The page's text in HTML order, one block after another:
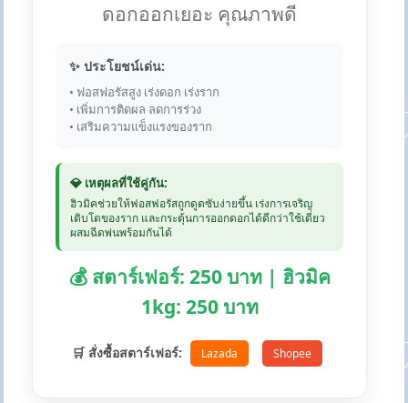
ดอกออกเยอะ คุณภาพดี
✨ ประโยชน์เด่น:
• ฟอสฟอรัสสูง เร่งดอก เร่งราก
• เพิ่มการติดผล ลดการร่วง
• เสริมความแข็งแรงของราก
💎 เหตุผลที่ใช้คู่กัน:
ฮิวมิคช่วยให้ฟอสฟอรัสถูกดูดซับง่ายขึ้น เร่งการเจริญ
เติบโตของราก และกระตุ้นการออกดอกได้ดีกว่าใช้เดี่ยว
ผสมฉีดพ่นพร้อมกันได้
💰 สตาร์เฟอร์: 250 บาท | ฮิวมิค
1kg: 250 บาท
🛒 สั่งซื้อสตาร์เฟอร์: Lazada Shopee